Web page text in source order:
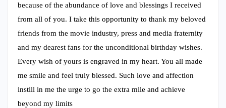
because of the abundance of love and blessings I received
from all of you. I take this opportunity to thank my beloved
friends from the movie industry, press and media fraternity
and my dearest fans for the unconditional birthday wishes.
Every wish of yours is engraved in my heart. You all made
me smile and feel truly blessed. Such love and affection
instill in me the urge to go the extra mile and achieve
beyond my limits